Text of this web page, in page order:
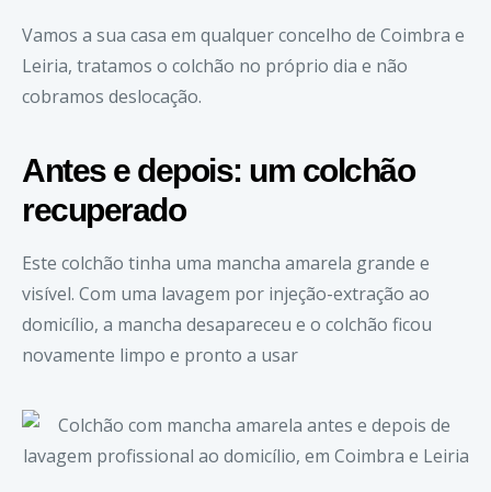
Vamos a sua casa em qualquer concelho de Coimbra e
Leiria, tratamos o colchão no próprio dia e não
cobramos deslocação.
Antes e depois: um colchão
recuperado
Este colchão tinha uma mancha amarela grande e
visível. Com uma lavagem por injeção-extração ao
domicílio, a mancha desapareceu e o colchão ficou
novamente limpo e pronto a usar